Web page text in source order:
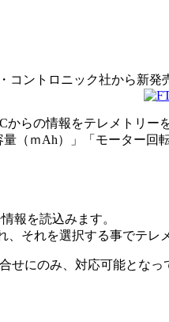
コントロニック社から新発
らの情報をテレメトリ
（ｍAh）」「モーター
報を読込みます。
それを選択する事でテレ
にのみ、対応可能となっ